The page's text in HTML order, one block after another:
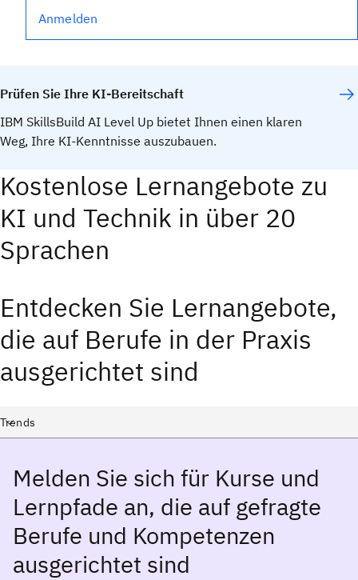
Anmelden
Prüfen Sie Ihre KI-Bereitschaft
IBM SkillsBuild AI Level Up bietet Ihnen einen klaren
Weg, Ihre KI-Kenntnisse auszubauen.
Machen Sie den Test
Kostenlose Lernangebote zu
KI und Technik in über 20
Sprachen
Entdecken Sie Lernangebote,
die auf Berufe in der Praxis
ausgerichtet sind
Trends
Melden Sie sich für Kurse und
Lernpfade an, die auf gefragte
Berufe und Kompetenzen
ausgerichtet sind